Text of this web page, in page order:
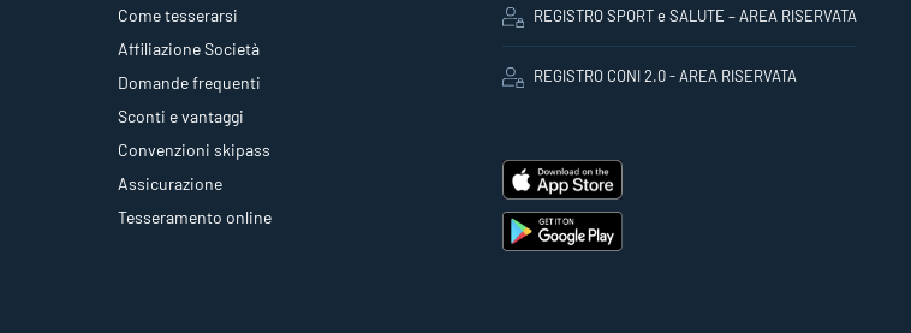
Come tesserarsi
Affiliazione Società
Domande frequenti
Sconti e vantaggi
Convenzioni skipass
Assicurazione
Tesseramento online
REGISTRO SPORT e SALUTE – AREA RISERVATA
REGISTRO CONI 2.0 - AREA RISERVATA